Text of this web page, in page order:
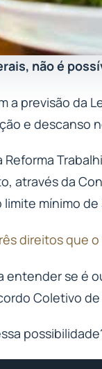
não é
a previsão da
e descanso
Reforma
através da
mínimo de
direitos que
entender se é
Coletivo